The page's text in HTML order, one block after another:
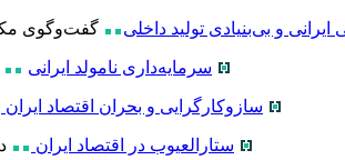
و بی‌بنیادی تولید داخلی گفت‌وگوی
سرمایه‌داری نامولد ایرانی
سازوکارگرایی و بحران اقتصاد ایران
ستارالعیوب در اقتصاد ایران